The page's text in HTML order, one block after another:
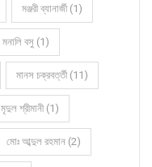
মঞ্জরী ব্যানার্জী (1)
মনালি বসু (1)
মানস চক্রবর্ত্তী (11)
মৃদুল শ্রীমানী (1)
মোঃ আব্দুল রহমান (2)